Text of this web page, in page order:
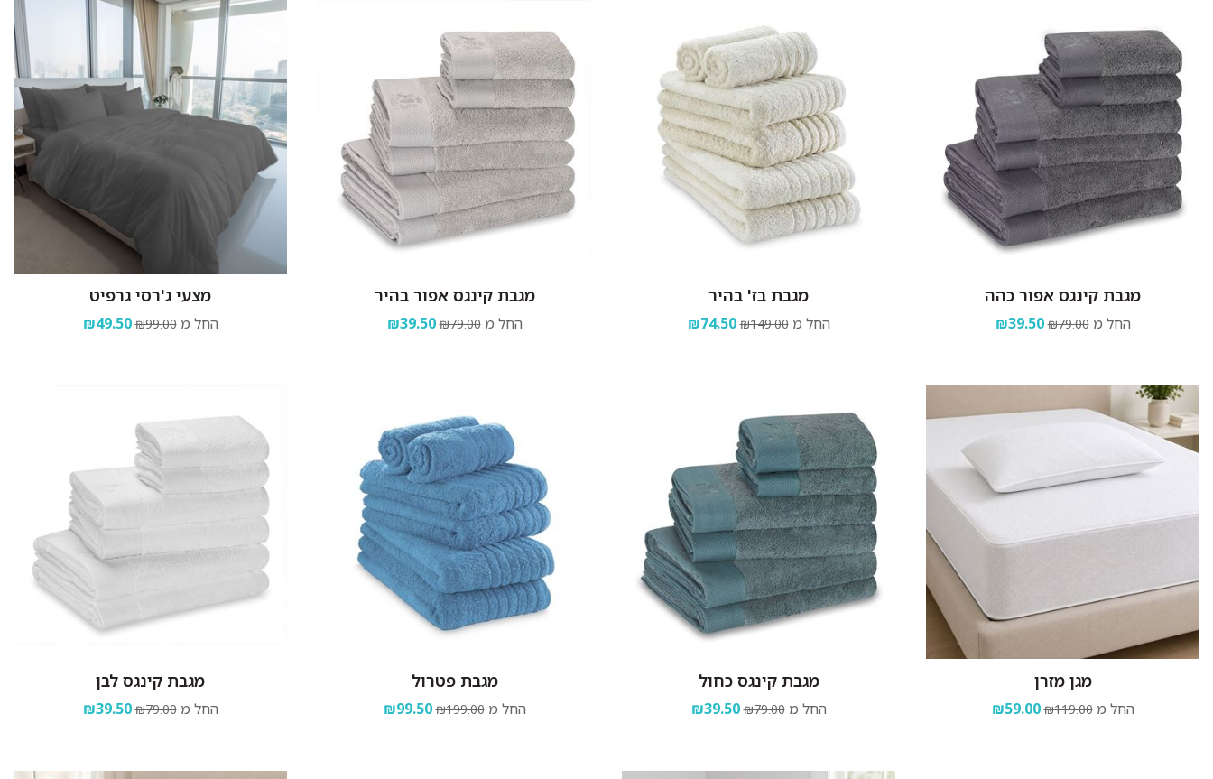
מגבת קינגס אפור כהה
החל מ ₪79.00
₪39.50
מגבת בז' בהיר
החל מ ₪149.00
₪74.50
מגבת קינגס אפור בהיר
החל מ ₪79.00
₪39.50
מצעי ג'רסי גרפיט
החל מ ₪99.00
₪49.50
מגן מזרן
החל מ ₪119.00
₪59.00
מגבת קינגס כחול
החל מ ₪79.00
₪39.50
מגבת פטרול
החל מ ₪199.00
₪99.50
מגבת קינגס לבן
החל מ ₪79.00
₪39.50